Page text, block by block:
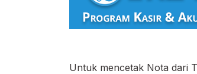
Untuk mencetak Nota dari